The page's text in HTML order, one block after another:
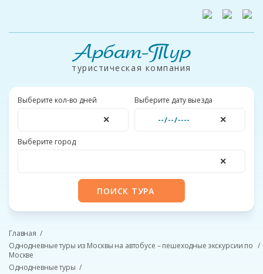
Арбат-Тур
туристическая компания
Выберите кол-во дней
✕
Выберите дату выезда
✕
Выберите город
✕
ПОИСК ТУРА
Главная
Однодневные туры из Москвы на автобусе – пешеходные экскурсии по
Москве
Однодневные туры